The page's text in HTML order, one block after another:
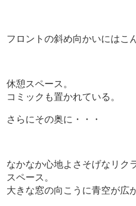
フロントの斜め向かいにはこ
休憩スペース。
コミックも置かれている。
さらにその奥に・・・
なかなか心地よさそげなリク
スペース。
大きな窓の向こうに青空が広